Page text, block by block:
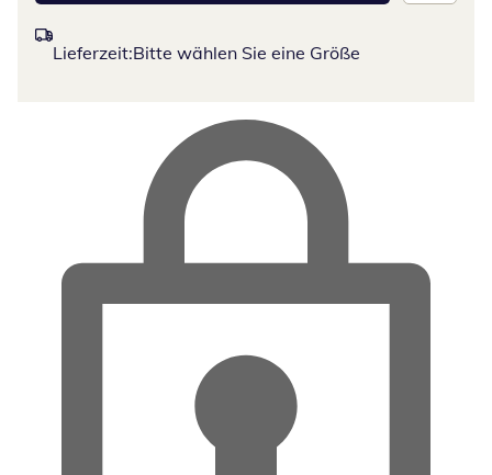
Lieferzeit:Bitte wählen Sie eine Größe